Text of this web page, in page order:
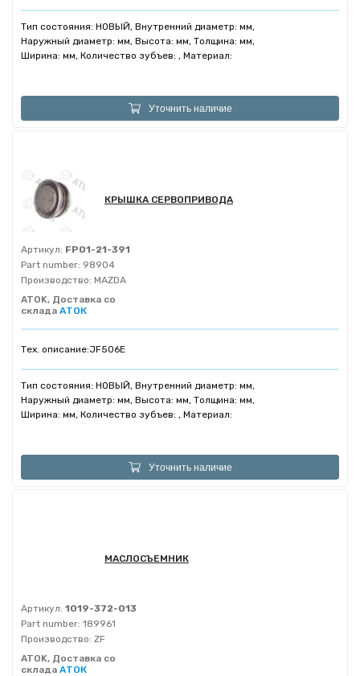
Тип состояния: НОВЫЙ, Внутренний диаметр: мм,
Наружный диаметр: мм, Высота: мм, Толщина: мм,
Ширина: мм, Количество зубъев: , Материал:
Уточнить наличие
КРЫШКА СЕРВОПРИВОДА
Артикул: FP01-21-391
Part number: 98904
Производство: MAZDA
ATOK, Доставка со
склада АТОК
Тех. описание:JF506E
Тип состояния: НОВЫЙ, Внутренний диаметр: мм,
Наружный диаметр: мм, Высота: мм, Толщина: мм,
Ширина: мм, Количество зубъев: , Материал:
Уточнить наличие
МАСЛОСЪЕМНИК
Артикул: 1019-372-013
Part number: 189961
Производство: ZF
ATOK, Доставка со
склада АТОК